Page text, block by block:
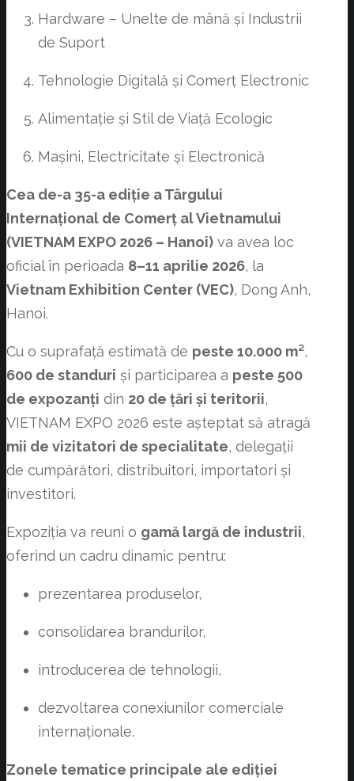
Hardware – Unelte de mână și Industrii
de Suport
Tehnologie Digitală și Comerț Electronic
Alimentație și Stil de Viață Ecologic
Mașini, Electricitate și Electronică
Cea de-a 35-a ediție a Târgului
Internațional de Comerț al Vietnamului
(VIETNAM EXPO 2026 – Hanoi) va avea loc
oficial în perioada 8–11 aprilie 2026, la
Vietnam Exhibition Center (VEC), Dong Anh,
Hanoi.
Cu o suprafață estimată de peste 10.000 m²,
600 de standuri și participarea a peste 500
de expozanți din 20 de țări și teritorii,
VIETNAM EXPO 2026 este așteptat să atragă
mii de vizitatori de specialitate, delegații
de cumpărători, distribuitori, importatori și
investitori.
Expoziția va reuni o gamă largă de industrii,
oferind un cadru dinamic pentru:
prezentarea produselor,
consolidarea brandurilor,
introducerea de tehnologii,
dezvoltarea conexiunilor comerciale
internaționale.
Zonele tematice principale ale ediției